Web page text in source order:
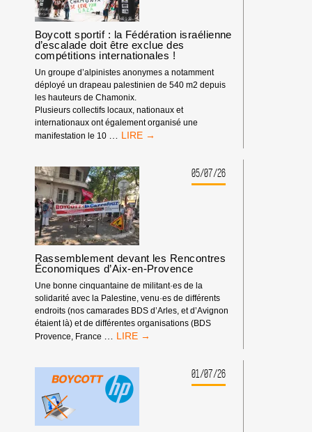
DEPUIS
LE
DÉBUT
DE
L’ANNÉE
2026
Boycott sportif : la Fédération israélienne
d’escalade doit être exclue des
compétitions internationales !
Un groupe d’alpinistes anonymes a notamment
déployé un drapeau palestinien de 540 m2 depuis
les hauteurs de Chamonix.
Plusieurs collectifs locaux, nationaux et
internationaux ont également organisé une
manifestation le 10
BOYCOTT
LA
FÉDÉRATION
ISRAÉLIENNE
D’ESCALADE
DOIT
ÊTRE
EXCLUE
DES
COMPÉTITIONS
INTERNATIONALES
!
05/07/26
Rassemblement devant les Rencontres
Économiques d’Aix-en-Provence
Une bonne cinquantaine de militant·es de la
solidarité avec la Palestine, venu·es de différents
endroits (nos camarades BDS d’Arles, et d’Avignon
étaient là) et de différentes organisations (BDS
Provence, France
RASSEMBLEMENT
RENCONTRES
ÉCONOMIQUES
D’AIX-
01/07/26